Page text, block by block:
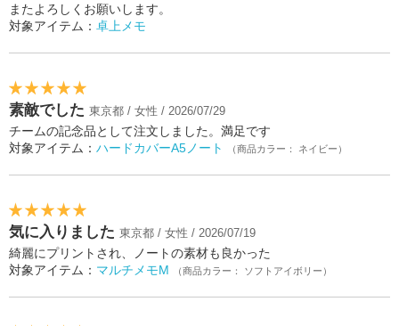
またよろしくお願いします。
対象アイテム： 卓上メモ
素敵でした 東京都 / 女性 / 2026/07/29
チームの記念品として注文しました。満足です
対象アイテム： ハードカバーA5ノート （商品カラー： ネイビー）
気に入りました 東京都 / 女性 / 2026/07/19
綺麗にプリントされ、ノートの素材も良かった
対象アイテム： マルチメモM （商品カラー： ソフトアイボリー）